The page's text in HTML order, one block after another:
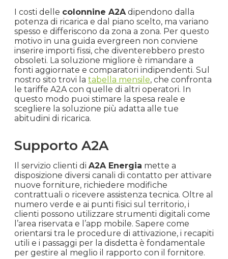
I costi delle colonnine A2Adipendono dalla
potenza di ricarica e dal piano scelto, ma variano
spesso e differiscono da zona a zona. Per questo
motivo in una guida evergreen non conviene
inserire importi fissi, che diventerebbero presto
obsoleti. La soluzione migliore è rimandare a
fonti aggiornate e comparatori indipendenti. Sul
nostro sito trovi la tabella mensile, che confronta
le tariffe A2A con quelle di altri operatori. In
questo modo puoi stimare la spesa reale e
scegliere la soluzione più adatta alle tue
abitudini di ricarica.
Supporto A2A
Il servizio clienti di A2A Energia mette a
disposizione diversi canali di contatto per attivare
nuove forniture, richiedere modifiche
contrattuali o ricevere assistenza tecnica. Oltre al
numero verde e ai punti fisici sul territorio, i
clienti possono utilizzare strumenti digitali come
l’area riservata e l’app mobile. Sapere come
orientarsi tra le procedure di attivazione, i recapiti
utili e i passaggi per la disdetta è fondamentale
per gestire al meglio il rapporto con il fornitore.